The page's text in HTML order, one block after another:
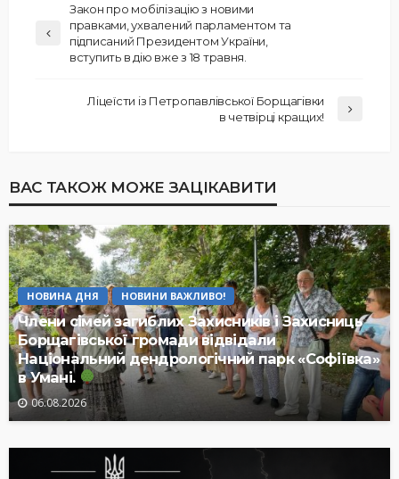
Закон про мобілізацію з новими
правками, ухвалений парламентом та
підписаний Президентом України,
вступить в дію вже з 18 травня.
Ліцеїсти із Петропавлівської Борщагівки
в четвірці кращих!
ВАС ТАКОЖ МОЖЕ ЗАЦІКАВИТИ
НОВИНА ДНЯ НОВИНИ ВАЖЛИВО!
Члени сімей загиблих Захисників і Захисниць
Борщагівської громади відвідали
Національний дендрологічний парк «Софіївка»
в Умані.
06.08.2026